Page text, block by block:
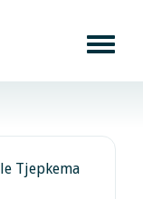
Tjepkema